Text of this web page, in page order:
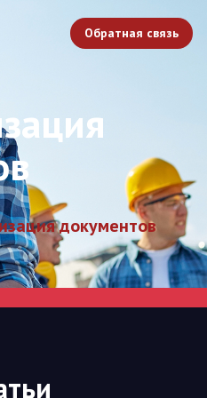
Обратная связь
документов